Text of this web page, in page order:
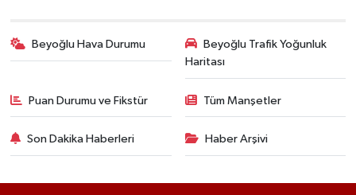
Beyoğlu Hava Durumu
Beyoğlu Trafik Yoğunluk
Haritası
Puan Durumu ve Fikstür Tüm Manşetler
Son Dakika Haberleri Haber Arşivi